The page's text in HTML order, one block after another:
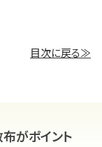
目次に戻る≫
がポイント